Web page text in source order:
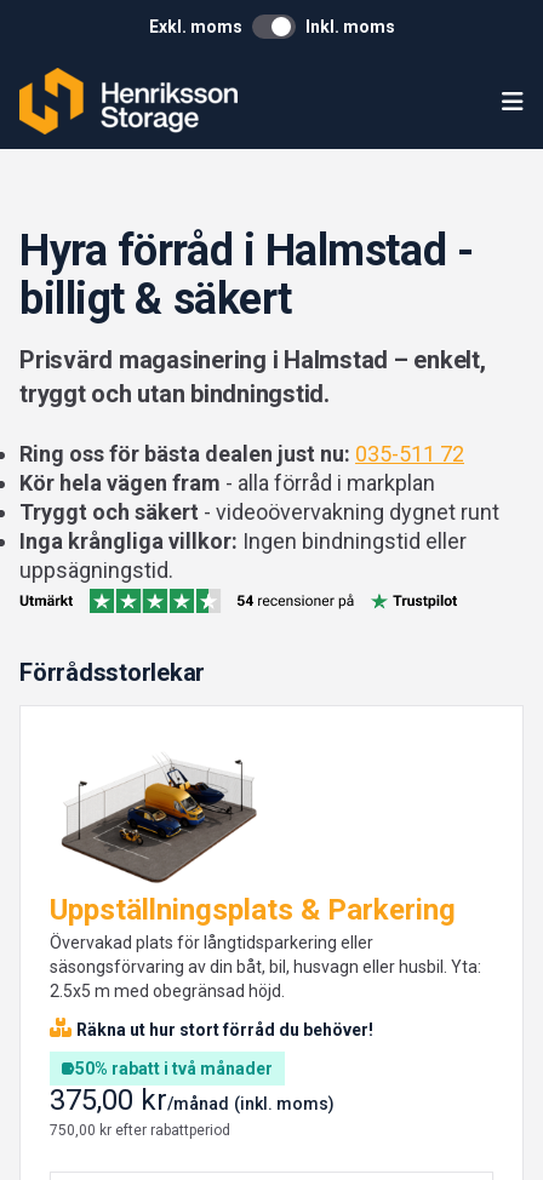
Exkl. moms Inkl. moms
Hyra förråd i Halmstad -
billigt & säkert
Prisvärd magasinering i Halmstad – enkelt,
tryggt och utan bindningstid.
Ring oss för bästa dealen just nu: 035-511 72
Kör hela vägen fram - alla förråd i markplan
Tryggt och säkert - videoövervakning dygnet runt
Inga krångliga villkor: Ingen bindningstid eller
uppsägningstid.
Förrådsstorlekar
Uppställningsplats & Parkering
Övervakad plats för långtidsparkering eller
säsongsförvaring av din båt, bil, husvagn eller husbil. Yta:
2.5x5 m med obegränsad höjd.
Räkna ut hur stort förråd du behöver!
50% rabatt i två månader
375,00 kr/månad (inkl. moms)
750,00 kr efter rabattperiod